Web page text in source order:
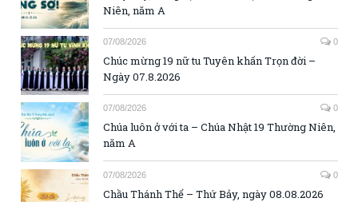
Niên, năm A
07/08/2026 0
Chúc mừng 19 nữ tu Tuyên khấn Trọn đời –
Ngày 07.8.2026
07/08/2026 0
Chúa luôn ở với ta – Chúa Nhật 19 Thường Niên,
năm A
07/08/2026 0
Chầu Thánh Thể – Thứ Bảy, ngày 08.08.2026